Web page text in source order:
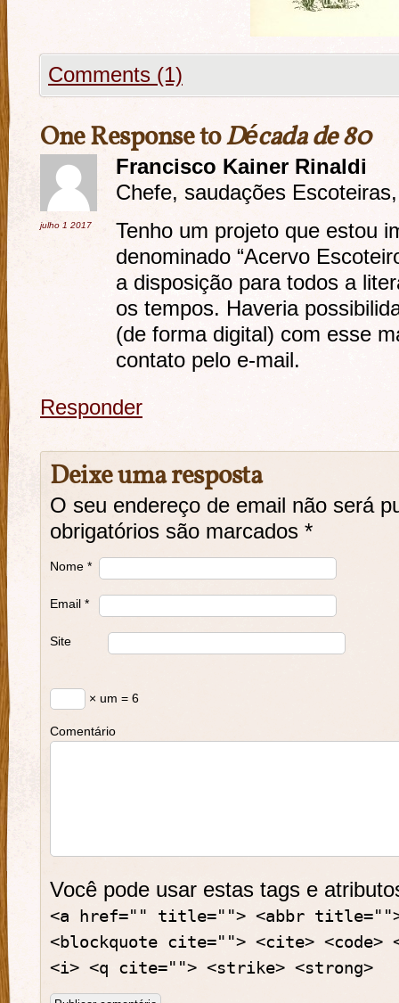
Comments (1)
One Response toDécada de 80
julho 1 2017
Francisco Kainer Rinaldi
Chefe, saudações Escoteiras,
Tenho um projeto que estou
denominado “Acervo
a disposição para todos a
os tempos. Haveria
(de forma digital) com esse
contato pelo e-mail.
Responder
Deixe uma resposta
O seu endereço de email não será
obrigatórios são marcados *
Nome *
Email *
Site
× um = 6
Comentário
Você pode usar estas tags e
<a href="" title=""> <abbr title="">
<blockquote cite=""> <cite> <code>
<i> <q cite=""> <strike> <strong>